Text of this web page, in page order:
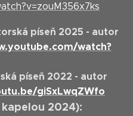
píseň 2025 - autor
watch?
píseň 2022 - autor
giSxLwqZWfo
2024):